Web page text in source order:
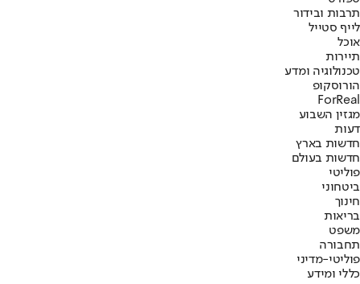
תרבות ובידור
לייף סטייל
אוכל
תיירות
טכנולוגיה ומדע
הורוסקופ
ForReal
מגזין השבוע
דעות
חדשות בארץ
חדשות בעולם
פוליטי
ביטחוני
חינוך
בריאות
משפט
תחבורה
פוליטי-מדיני
כללי ומידע